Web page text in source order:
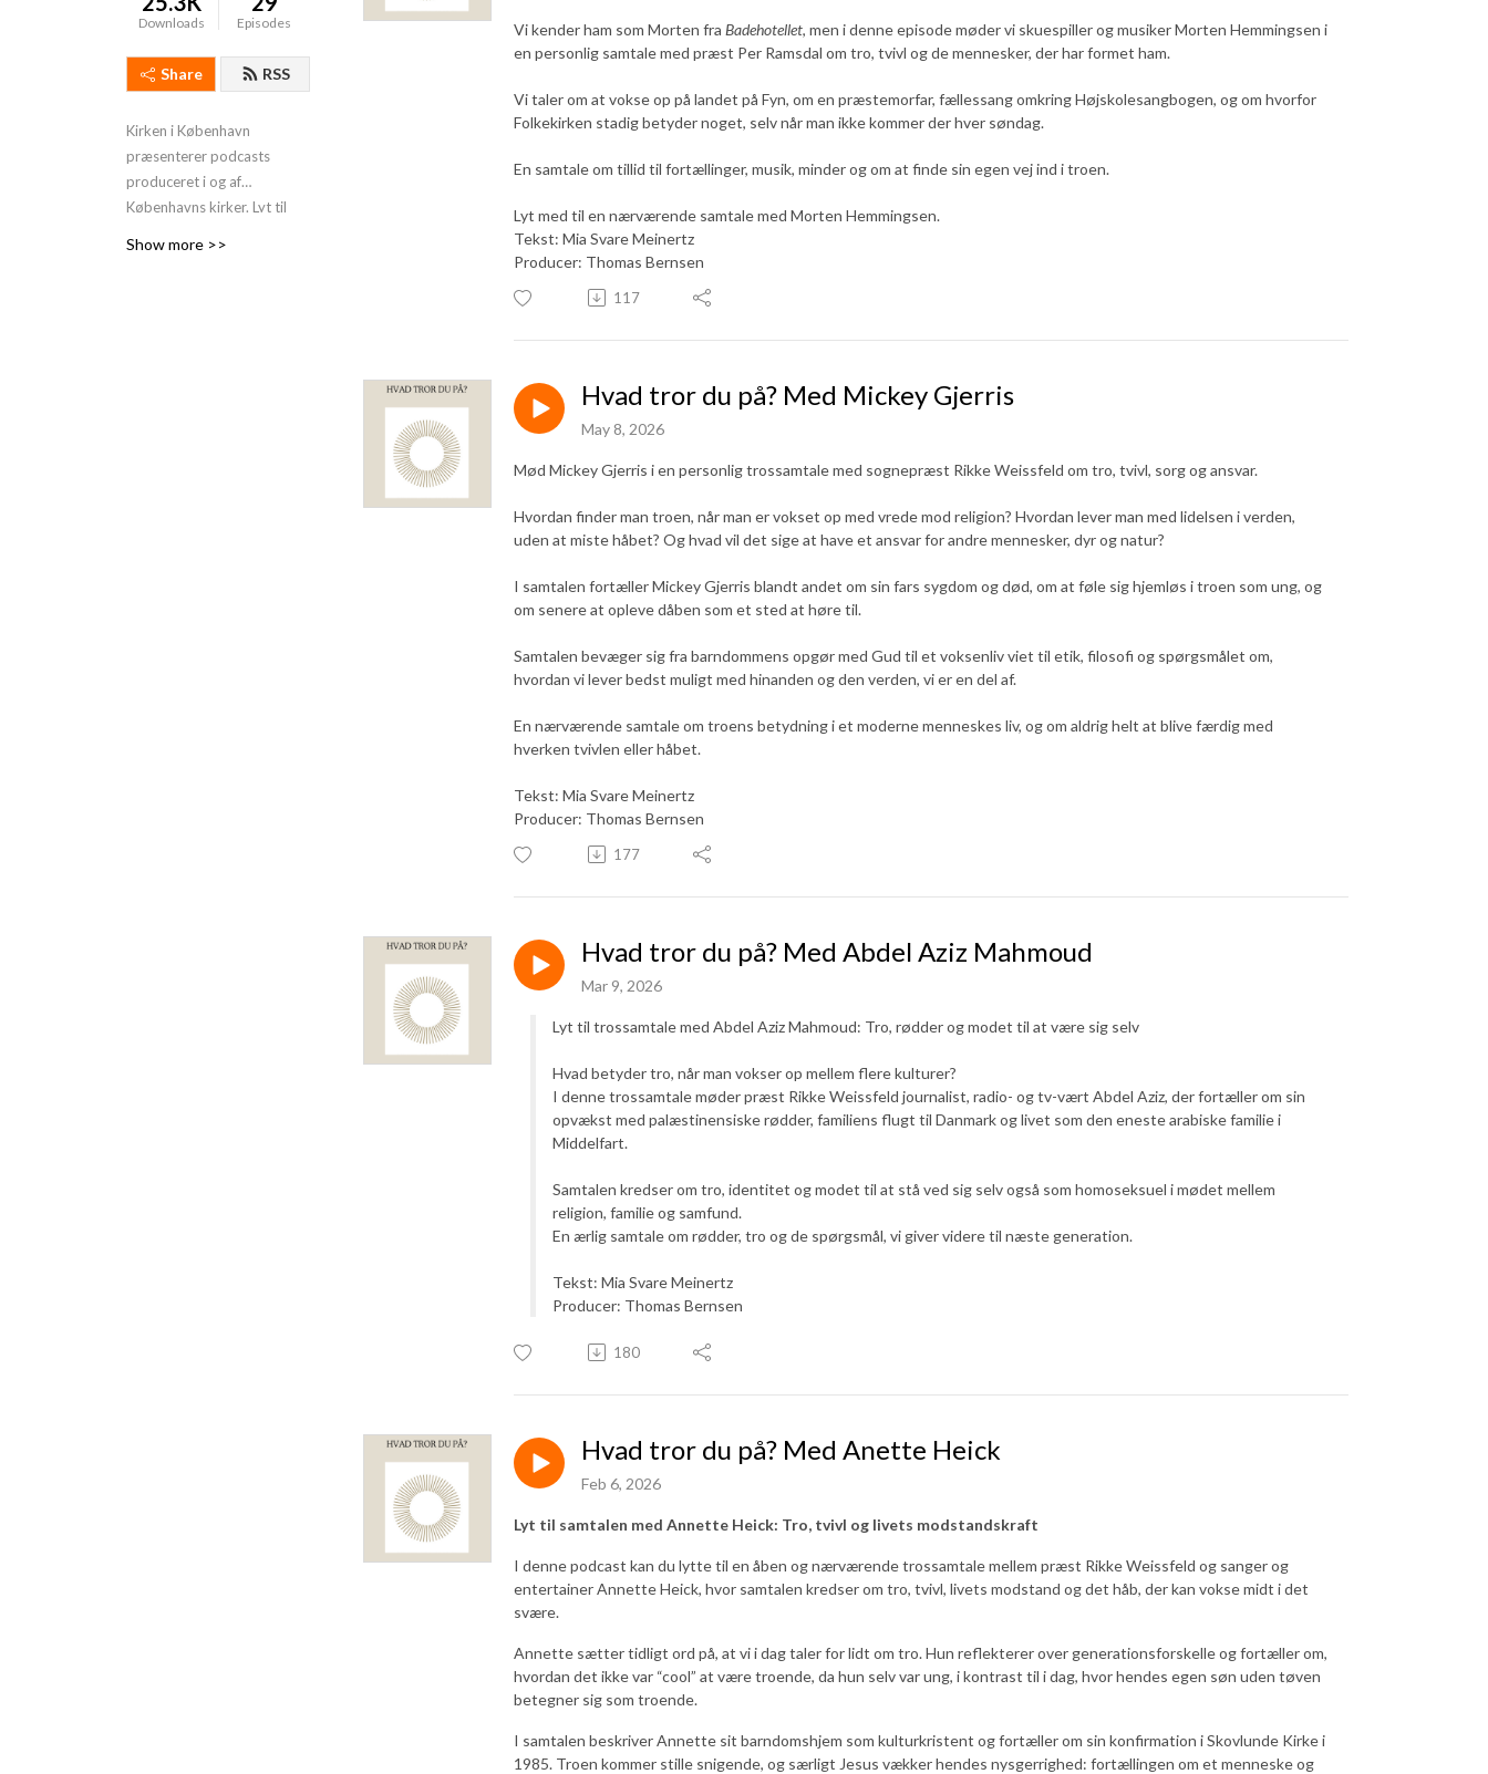
Downloads Episodes
Share RSS
Kirken i København
præsenterer podcasts
produceret i og af
Københavns kirker. Lyt til
Show more >>
Vi kender ham som Morten fra Badehotellet, men i denne episode møder vi skuespiller og musikerMorten Hemmingsen i
en personlig samtale med præst Per Ramsdal om tro, tvivl og de mennesker, der har formet ham.
Vi taler om at vokse op på landet på Fyn, om en præstemorfar, fællessang omkring Højskolesangbogen, og om hvorfor
Folkekirken stadig betyder noget, selv når man ikke kommer der hver søndag.
En samtale om tillid til fortællinger, musik, minder og om at finde sin egen vej ind i troen.
Lyt med til en nærværende samtale med Morten Hemmingsen.
Tekst: Mia Svare Meinertz
Producer: Thomas Bernsen
117
Hvad tror du på? Med Mickey Gjerris
May 8, 2026
Mød Mickey Gjerris i en personlig trossamtale med sognepræst Rikke Weissfeld om tro, tvivl, sorg og ansvar.
Hvordan finder man troen, når man er vokset op med vrede mod religion? Hvordan lever man med lidelsen i verden,
uden at miste håbet? Og hvad vil det sige at have et ansvar for andre mennesker, dyr og natur?
I samtalen fortæller Mickey Gjerris blandt andet om sin fars sygdom og død, om at føle sig hjemløs i troen som ung, og
om senere at opleve dåben som et sted at høre til.
Samtalen bevæger sig fra barndommens opgør med Gud til et voksenliv viet til etik, filosofi og spørgsmålet om,
hvordan vi lever bedst muligt med hinanden og den verden, vi er en del af.
En nærværende samtale om troens betydning i et moderne menneskes liv, og om aldrig helt at blive færdig med
hverken tvivlen eller håbet.
Tekst: Mia Svare Meinertz
Producer: Thomas Bernsen
177
Hvad tror du på? Med Abdel Aziz Mahmoud
Mar 9, 2026
Lyt til trossamtale med Abdel Aziz Mahmoud: Tro, rødder og modet til at være sig selv
Hvad betyder tro, når man vokser op mellem flere kulturer?
I denne trossamtale møder præst Rikke Weissfeld journalist, radio- og tv-vært Abdel Aziz, der fortæller om sin
opvækst med palæstinensiske rødder, familiens flugt til Danmark og livet som den eneste arabiske familie i
Middelfart.
Samtalen kredser om tro, identitet og modet til at stå ved sig selv også som homoseksuel i mødet mellem
religion, familie og samfund.
En ærlig samtale om rødder, tro og de spørgsmål, vi giver videre til næste generation.
Tekst: Mia Svare Meinertz
Producer: Thomas Bernsen
180
Hvad tror du på? Med Anette Heick
Feb 6, 2026
Lyt til samtalen med Annette Heick: Tro, tvivl og livets modstandskraft
I denne podcast kan du lytte til en åben og nærværende trossamtale mellem præst Rikke Weissfeld og sanger og
entertainer Annette Heick, hvor samtalen kredser om tro, tvivl, livets modstand og det håb, der kan vokse midt i det
svære.
Annette sætter tidligt ord på, at vi i dag taler for lidt om tro. Hun reflekterer over generationsforskelle og fortæller om,
hvordan det ikke var “cool” at være troende, da hun selv var ung, i kontrast til i dag, hvor hendes egen søn uden tøven
betegner sig som troende.
I samtalen beskriver Annette sit barndomshjem som kulturkristent og fortæller om sin konfirmation i Skovlunde Kirke i
1985. Troen kommer stille snigende, og særligt Jesus vækker hendes nysgerrighed: fortællingen om et menneske og